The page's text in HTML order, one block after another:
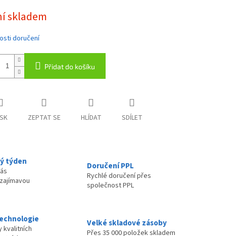
skladem
doručení
Přidat do košíku
ZEPTAT SE HLÍDAT SDÍLET
týden Doručení PPL
Rychlé doručení přes
společnost PPL
kvalitních
Velké skladové zásoby
Přes 35 000 položek skladem